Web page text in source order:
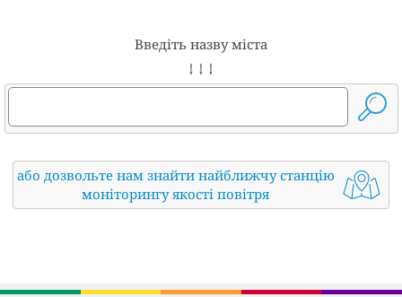
Введіть назву міста
↓ ↓ ↓
або дозвольте нам знайти найближчу станцію
моніторингу якості повітря